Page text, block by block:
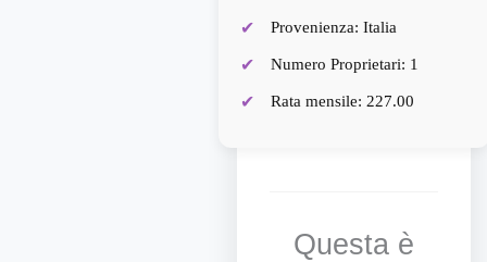
Provenienza: Italia
Numero Proprietari: 1
Rata mensile: 227.00
Questa è